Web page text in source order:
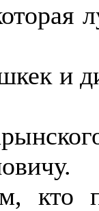
и
кто